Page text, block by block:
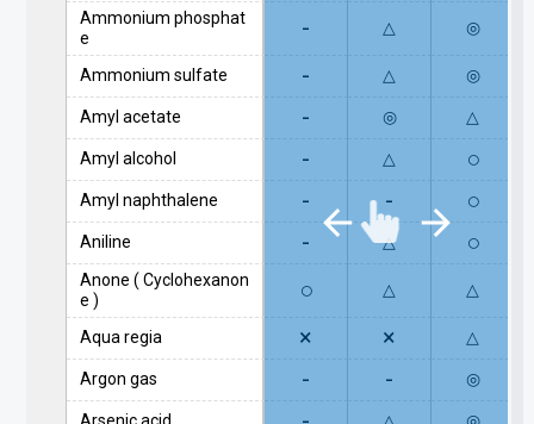
Ammonium phosphat
e
- △ ◎
Ammonium sulfate - △ ◎
Amyl acetate - ◎ △
Amyl alcohol - △ ○
Amyl naphthalene - - ○
Aniline - △ ○
Anone ( Cyclohexanon
e )
○ △ △
Aqua regia × × △
Argon gas - - ◎